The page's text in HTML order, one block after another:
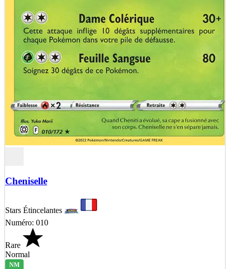
Cheniselle
Stars Étincelantes
Numéro: 010
Rare
Normal
NM